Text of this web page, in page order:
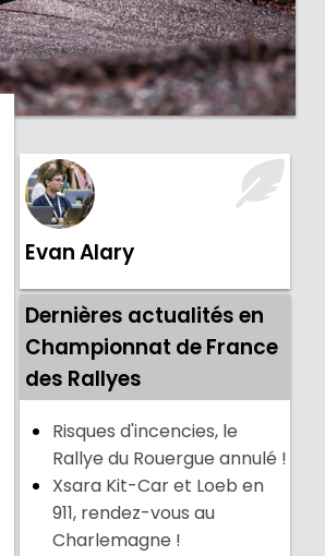
Evan Alary
Dernières actualités en
Championnat de France
des Rallyes
Risques d'incencies, le
Rallye du Rouergue annulé !
Xsara Kit-Car et Loeb en
911, rendez-vous au
Charlemagne !